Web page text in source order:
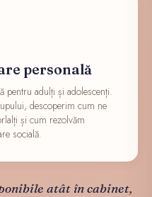
personală
pentru adulți și adolescenți.
descoperim cum ne
și cum rezolvăm
socială.
atât în cabinet,